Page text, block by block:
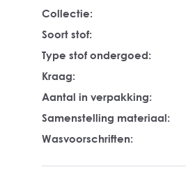
Collectie:
Soort stof:
Type stof ondergoed:
Kraag:
Aantal in verpakking:
Samenstelling materiaal:
Wasvoorschriften: